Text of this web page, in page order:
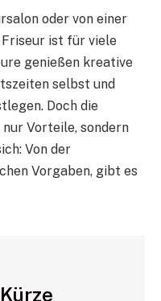
oder von einer
ist für viele
genießen kreative
selbst und
Doch die
Vorteile, sondern
Von der
Vorgaben, gibt es